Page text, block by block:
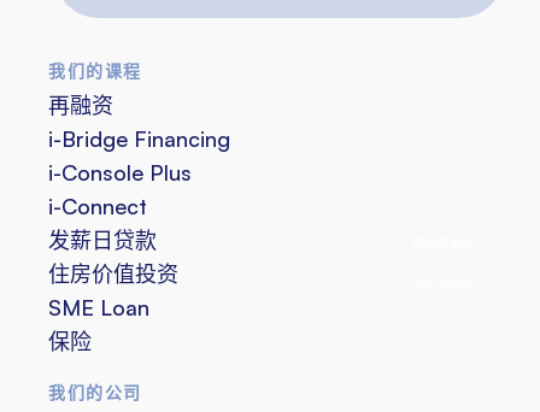
邮
地
址
我们的课程
再融资
i-Bridge Financing
i-Console Plus
i-Connect
发薪日贷款
住房价值投资
SME Loan
保险
我们的公司